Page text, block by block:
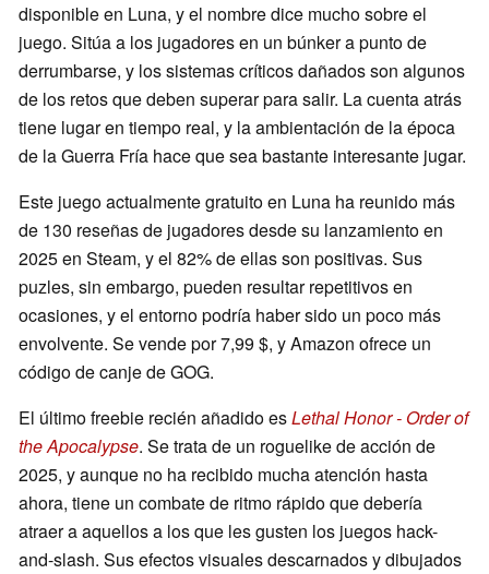
disponible en Luna, y el nombre dice mucho sobre el
juego. Sitúa a los jugadores en un búnker a punto de
derrumbarse, y los sistemas críticos dañados son algunos
de los retos que deben superar para salir. La cuenta atrás
tiene lugar en tiempo real, y la ambientación de la época
de la Guerra Fría hace que sea bastante interesante jugar.
Este juego actualmente gratuito en Luna ha reunido más
de 130 reseñas de jugadores desde su lanzamiento en
2025 en Steam, y el 82% de ellas son positivas. Sus
puzles, sin embargo, pueden resultar repetitivos en
ocasiones, y el entorno podría haber sido un poco más
envolvente. Se vende por 7,99 $, y Amazon ofrece un
código de canje de GOG.
El último freebie recién añadido esLethalHonor - Order of
the Apocalypse. Se trata de un roguelike de acción de
2025, y aunque no ha recibido mucha atención hasta
ahora, tiene un combate de ritmo rápido que debería
atraer a aquellos a los que les gusten los juegos hack-
and-slash. Sus efectos visuales descarnados y dibujados